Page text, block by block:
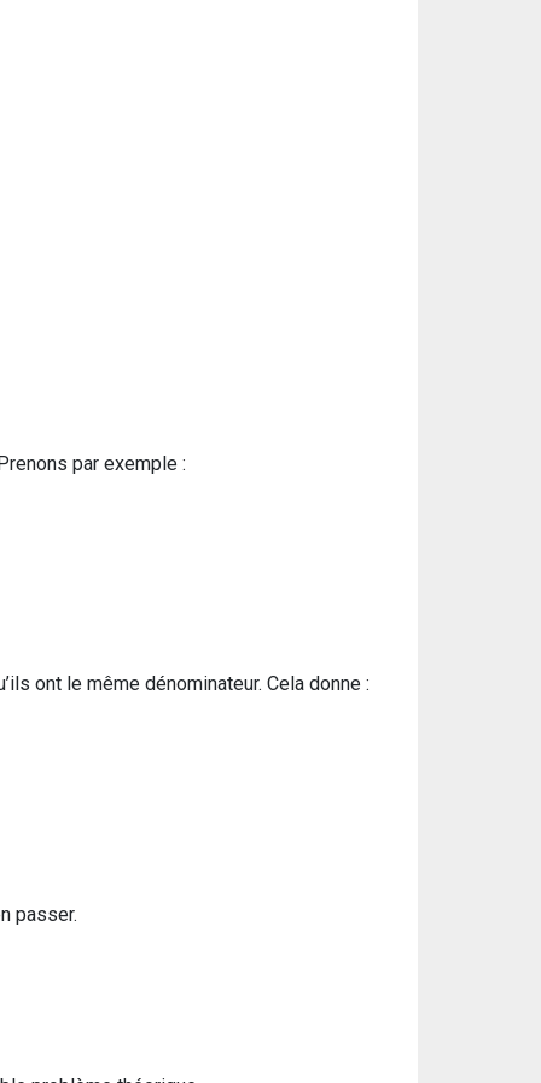
par exemple :
ont le même dénominateur. Cela donne :
passer.